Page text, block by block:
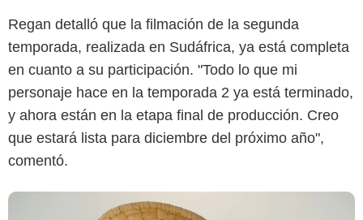
Regan detalló que la filmación de la segunda
temporada, realizada en Sudáfrica, ya está completa
en cuanto a su participación. "Todo lo que mi
personaje hace en la temporada 2 ya está terminado,
y ahora están en la etapa final de producción. Creo
que estará lista para diciembre del próximo año",
comentó.
Netflix